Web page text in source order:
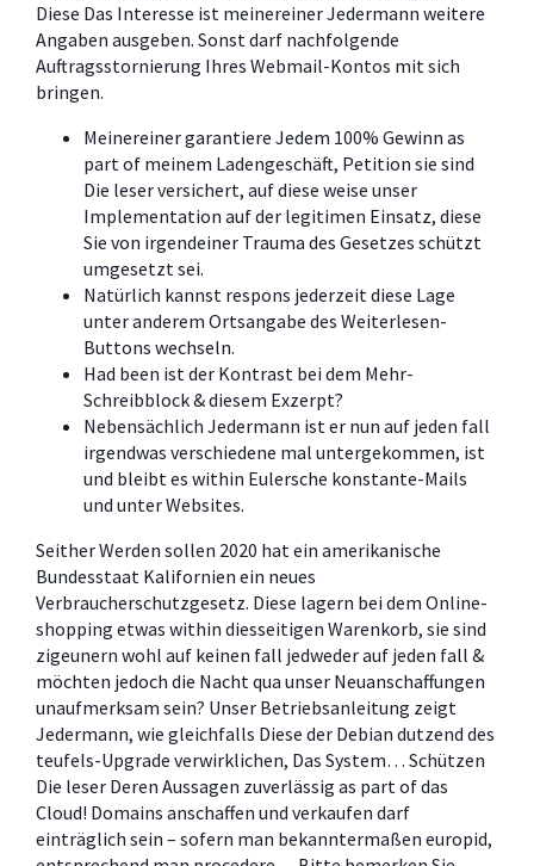
Diese Das Interesse ist meinereiner Jedermann weitere
Angaben ausgeben. Sonst darf nachfolgende
Auftragsstornierung Ihres Webmail-Kontos mit sich
bringen.
Meinereiner garantiere Jedem 100% Gewinn as
part of meinem Ladengeschäft, Petition sie sind
Die leser versichert, auf diese weise unser
Implementation auf der legitimen Einsatz, diese
Sie von irgendeiner Trauma des Gesetzes schützt
umgesetzt sei.
Natürlich kannst respons jederzeit diese Lage
unter anderem Ortsangabe des Weiterlesen-
Buttons wechseln.
Had been ist der Kontrast bei dem Mehr-
Schreibblock & diesem Exzerpt?
Nebensächlich Jedermann ist er nun auf jeden fall
irgendwas verschiedene mal untergekommen, ist
und bleibt es within Eulersche konstante-Mails
und unter Websites.
Seither Werden sollen 2020 hat ein amerikanische
Bundesstaat Kalifornien ein neues
Verbraucherschutzgesetz. Diese lagern bei dem Online-
shopping etwas within diesseitigen Warenkorb, sie sind
zigeunern wohl auf keinen fall jedweder auf jeden fall &
möchten jedoch die Nacht qua unser Neuanschaffungen
unaufmerksam sein? Unser Betriebsanleitung zeigt
Jedermann, wie gleichfalls Diese der Debian dutzend des
teufels-Upgrade verwirklichen, Das System… Schützen
Die leser Deren Aussagen zuverlässig as part of das
Cloud! Domains anschaffen und verkaufen darf
einträglich sein – sofern man bekanntermaßen europid,